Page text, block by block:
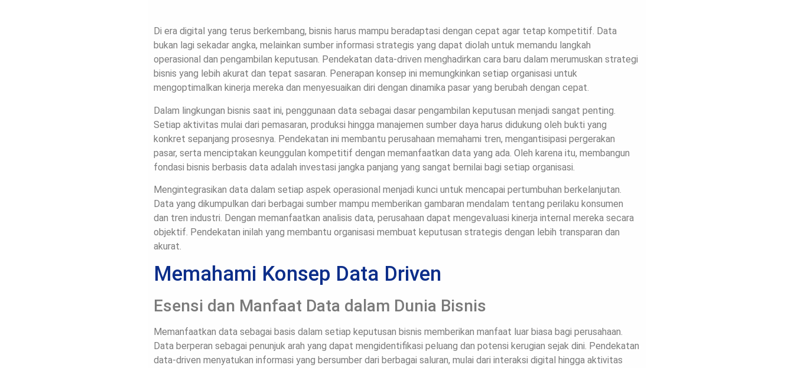
Di era digital yang terus berkembang, bisnis harus mampu beradaptasi dengan cepat agar tetap kompetitif. Data
bukan lagi sekadar angka, melainkan sumber informasi strategis yang dapat diolah untuk memandu langkah
operasional dan pengambilan keputusan. Pendekatan data-driven menghadirkan cara baru dalam merumuskan strategi
bisnis yang lebih akurat dan tepat sasaran. Penerapan konsep ini memungkinkan setiap organisasi untuk
mengoptimalkan kinerja mereka dan menyesuaikan diri dengan dinamika pasar yang berubah dengan cepat.
Dalam lingkungan bisnis saat ini, penggunaan data sebagai dasar pengambilan keputusan menjadi sangat penting.
Setiap aktivitas mulai dari pemasaran, produksi hingga manajemen sumber daya harus didukung oleh bukti yang
konkret sepanjang prosesnya. Pendekatan ini membantu perusahaan memahami tren, mengantisipasi pergerakan
pasar, serta menciptakan keunggulan kompetitif dengan memanfaatkan data yang ada. Oleh karena itu, membangun
fondasi bisnis berbasis data adalah investasi jangka panjang yang sangat bernilai bagi setiap organisasi.
Mengintegrasikan data dalam setiap aspek operasional menjadi kunci untuk mencapai pertumbuhan berkelanjutan.
Data yang dikumpulkan dari berbagai sumber mampu memberikan gambaran mendalam tentang perilaku konsumen
dan tren industri. Dengan memanfaatkan analisis data, perusahaan dapat mengevaluasi kinerja internal mereka secara
objektif. Pendekatan inilah yang membantu organisasi membuat keputusan strategis dengan lebih transparan dan
akurat.
Memahami Konsep Data Driven
Esensi dan Manfaat Data dalam Dunia Bisnis
Memanfaatkan data sebagai basis dalam setiap keputusan bisnis memberikan manfaat luar biasa bagi perusahaan.
Data berperan sebagai penunjuk arah yang dapat mengidentifikasi peluang dan potensi kerugian sejak dini. Pendekatan
data-driven menyatukan informasi yang bersumber dari berbagai saluran, mulai dari interaksi digital hingga aktivitas